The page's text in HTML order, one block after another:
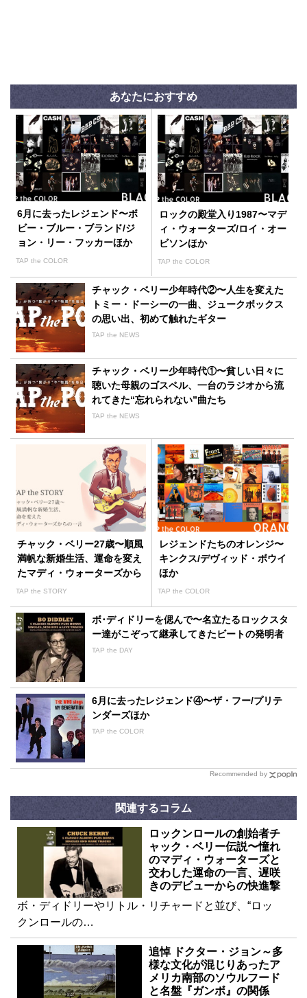
あなたにおすすめ
6月に去ったレジェンド〜ボ
ビー・ブルー・ブランド/ジ
ョン・リー・フッカーほか
TAP the COLOR
ロックの殿堂入り1987〜マデ
ィ・ウォーターズ/ロイ・オー
ビソンほか
TAP the COLOR
チャック・ベリー少年時代②〜人生を変えた
トミー・ドーシーの一曲、ジュークボックス
の思い出、初めて触れたギター
TAP the NEWS
チャック・ベリー少年時代①〜貧しい日々に
聴いた母親のゴスペル、一台のラジオから流
れてきた“忘れられない”曲たち
TAP the NEWS
チャック・ベリー27歳〜順風
満帆な新婚生活、運命を変え
たマディ・ウォーターズから
の一言
TAP the STORY
レジェンドたちのオレンジ〜
キンクス/デヴィッド・ボウイ
ほか
TAP the COLOR
ボ･ディドリーを偲んで〜名立たるロックスタ
ー達がこぞって継承してきたビートの発明者
TAP the DAY
6月に去ったレジェンド④〜ザ・フー/プリテ
ンダーズほか
TAP the COLOR
Recommended by
関連するコラム
ロックンロールの創始者チ
ャック・ベリー伝説〜憧れ
のマディ・ウォーターズと
交わした運命の一言、遅咲
きのデビューからの快進撃
ボ・ディドリーやリトル・リチャードと並び、“ロッ
クンロールの…
追悼 ドクター・ジョン～多
様な文化が混じりあったア
メリカ南部のソウルフード
と名盤『ガンボ』の関係